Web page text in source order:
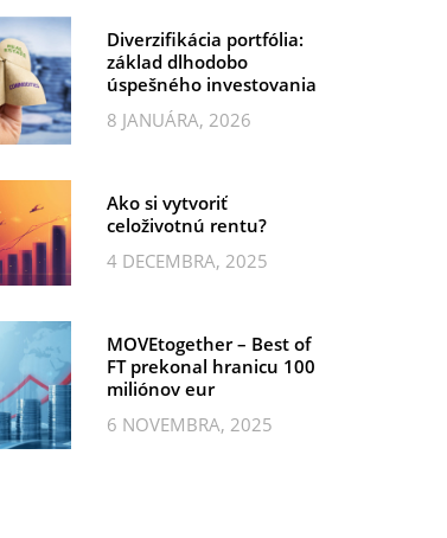
Diverzifikácia portfólia:
základ dlhodobo
úspešného investovania
8 JANUÁRA, 2026
Ako si vytvoriť
celoživotnú rentu?
4 DECEMBRA, 2025
MOVEtogether – Best of
FT prekonal hranicu 100
miliónov eur
6 NOVEMBRA, 2025